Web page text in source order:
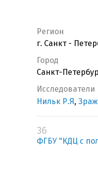
Регион
г. Санкт -
Город
Санкт-
Исследователи
Нильк Р.Я ,
36
ФГБУ "КДЦ с